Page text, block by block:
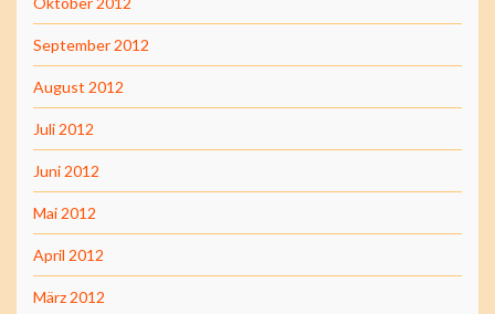
September 2012
August 2012
Juli 2012
Juni 2012
Mai 2012
April 2012
März 2012